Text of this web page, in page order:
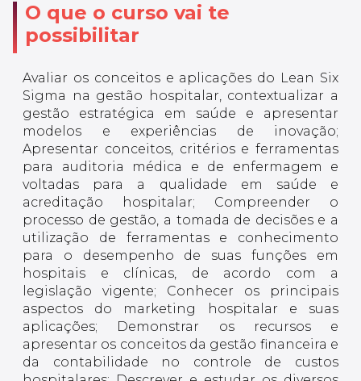
O que o curso vai te
possibilitar
Avaliar os conceitos e aplicações do Lean Six
Sigma na gestão hospitalar, contextualizar a
gestão estratégica em saúde e apresentar
modelos e experiências de inovação;
Apresentar conceitos, critérios e ferramentas
para auditoria médica e de enfermagem e
voltadas para a qualidade em saúde e
acreditação hospitalar; Compreender o
processo de gestão, a tomada de decisões e a
utilização de ferramentas e conhecimento
para o desempenho de suas funções em
hospitais e clínicas, de acordo com a
legislação vigente; Conhecer os principais
aspectos do marketing hospitalar e suas
aplicações; Demonstrar os recursos e
apresentar os conceitos da gestão financeira e
da contabilidade no controle de custos